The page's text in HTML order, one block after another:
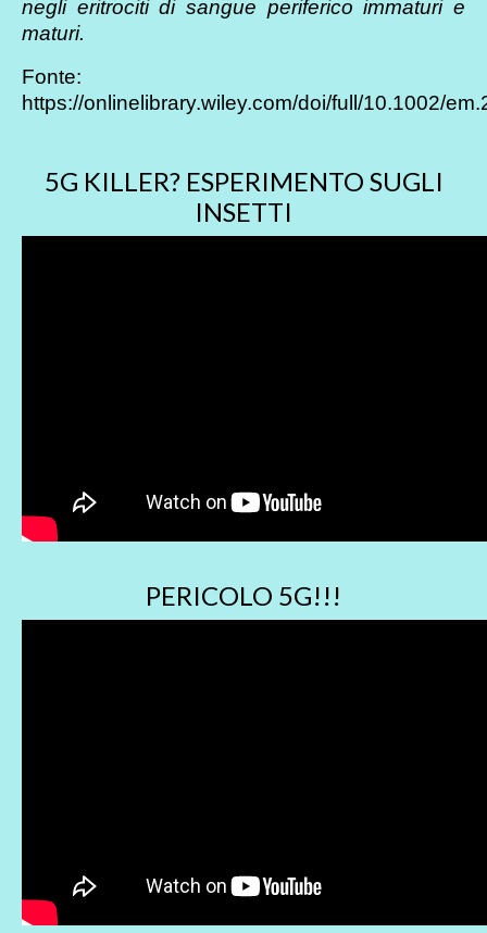
negli eritrociti di sangue periferico immaturi e
maturi.
Fonte:
https://onlinelibrary.wiley.com/doi/full/10.1002/
5G KILLER? ESPERIMENTO SUGLI
INSETTI
PERICOLO 5G!!!